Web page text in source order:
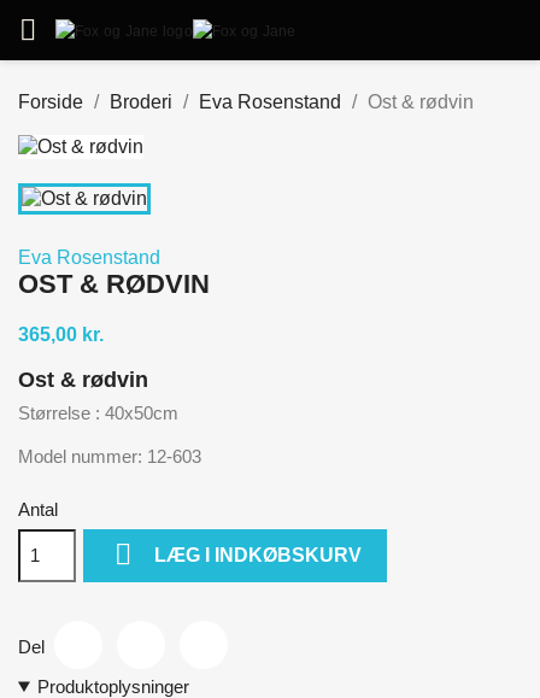

Forside Broderi Eva Rosenstand Ost & rødvin
Eva Rosenstand
OST & RØDVIN
365,00 kr.
Ost & rødvin
Størrelse : 40x50cm
Model nummer: 12-603
Antal
 LÆG I INDKØBSKURV
Del
Produktoplysninger